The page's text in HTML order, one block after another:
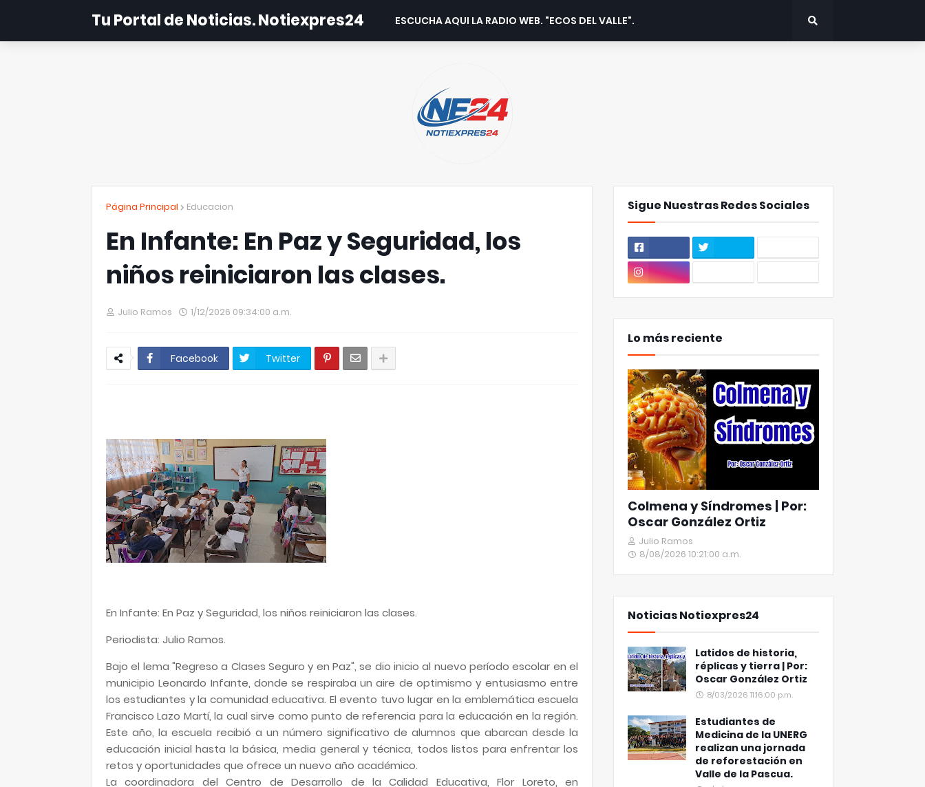
Tu Portal de Noticias. Notiexpres24 ESCUCHA AQUI LA RADIO WEB. "ECOS DEL VALLE".
Página Principal Educacion
En Infante: En Paz y Seguridad, los
niños reiniciaron las clases.
Julio Ramos 1/12/2026 09:34:00 a.m.
Facebook Twitter
En Infante: En Paz y Seguridad, los niños reiniciaron las clases.
Periodista: Julio Ramos.
Bajo el lema "Regreso a Clases Seguro y en Paz", se dio inicio al nuevo período escolar en el
municipio Leonardo Infante, donde se respiraba un aire de optimismo y entusiasmo entre
los estudiantes y la comunidad educativa. El evento tuvo lugar en la emblemática escuela
Francisco Lazo Martí, la cual sirve como punto de referencia para la educación en la región.
Este año, la escuela recibió a un número significativo de alumnos que abarcan desde la
educación inicial hasta la básica, media general y técnica, todos listos para enfrentar los
retos y oportunidades que ofrece un nuevo año académico.
La coordinadora del Centro de Desarrollo de la Calidad Educativa, Flor Loreto, en
Sigue Nuestras Redes Sociales
Lo más reciente
Colmena y Síndromes | Por:
Oscar González Ortiz
Julio Ramos
8/08/2026 10:21:00 a.m.
Noticias Notiexpres24
Latidos de historia,
réplicas y tierra | Por:
Oscar González Ortiz
8/03/2026 11:16:00 p.m.
Estudiantes de
Medicina de la UNERG
realizan una jornada
de reforestación en
Valle de la Pascua.